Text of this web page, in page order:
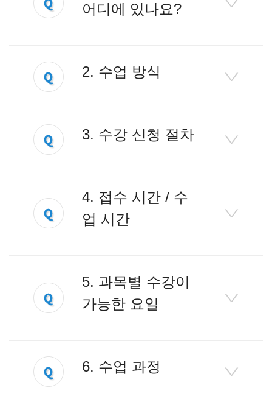
어디에 있나요?
2. 수업 방식
3. 수강 신청 절차
4. 접수 시간 / 수
업 시간
5. 과목별 수강이
가능한 요일
6. 수업 과정